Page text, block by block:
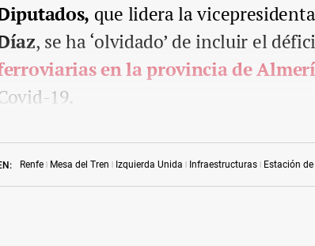
Renfe Mesa del Tren Izquierda Unida Infraestructuras Estación
que lidera la
, se ha ‘olvidado’ de incluir el
en la provincia de
19.